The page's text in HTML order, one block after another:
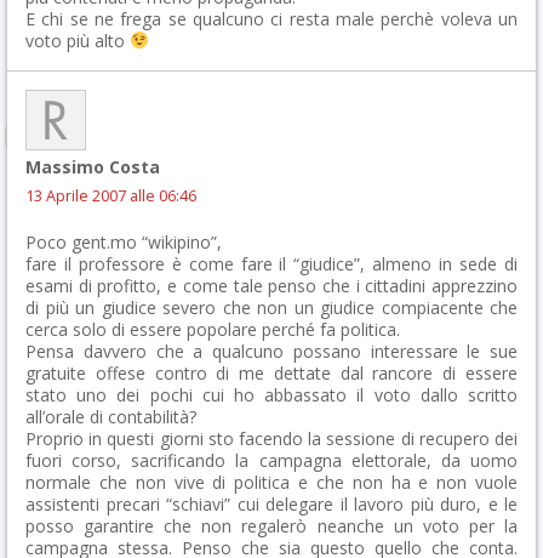
E chi se ne frega se qualcuno ci resta male perchè voleva un
voto più alto
Massimo Costa
13 Aprile 2007 alle 06:46
Poco gent.mo “wikipino”,
fare il professore è come fare il “giudice”, almeno in sede di
esami di profitto, e come tale penso che i cittadini apprezzino
di più un giudice severo che non un giudice compiacente che
cerca solo di essere popolare perché fa politica.
Pensa davvero che a qualcuno possano interessare le sue
gratuite offese contro di me dettate dal rancore di essere
stato uno dei pochi cui ho abbassato il voto dallo scritto
all’orale di contabilità?
Proprio in questi giorni sto facendo la sessione di recupero dei
fuori corso, sacrificando la campagna elettorale, da uomo
normale che non vive di politica e che non ha e non vuole
assistenti precari “schiavi” cui delegare il lavoro più duro, e le
posso garantire che non regalerò neanche un voto per la
campagna stessa. Penso che sia questo quello che conta.